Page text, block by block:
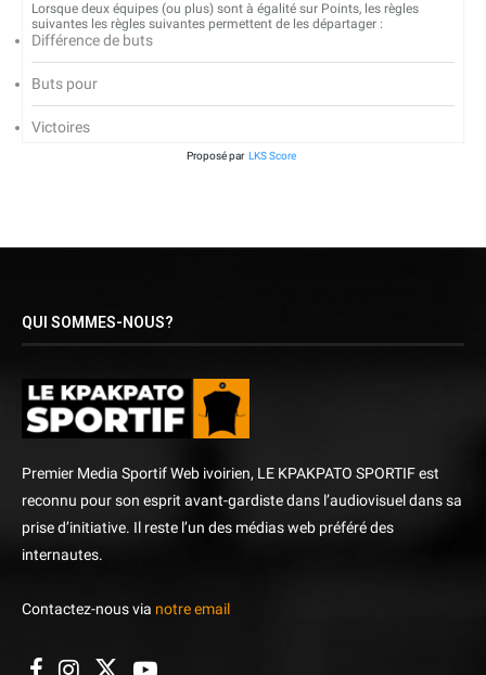
Lorsque deux équipes (ou plus) sont à égalité sur Points, les règles
suivantes les règles suivantes permettent de les départager :
Différence de buts
Buts pour
Victoires
Proposé par LKS Score
QUI SOMMES-NOUS?
Premier Media Sportif Web ivoirien, LE KPAKPATO SPORTIF est
reconnu pour son esprit avant-gardiste dans l’audiovisuel dans sa
prise d’initiative. Il reste l’un des médias web préféré des
internautes.
Contactez-nous via notre email